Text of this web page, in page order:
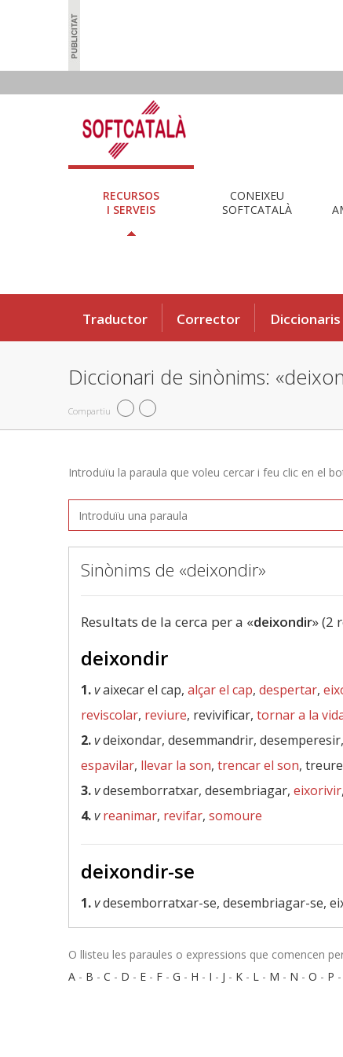
RECURSOS
I SERVEIS
CONEIXEU
SOFTCATALÀ
Traductor Corrector Diccionaris
Diccionari de sinònims:
Compartiu
Introduïu la paraula que voleu cercar i feu clic en el
Sinònims de «deixondir»
Resultats de la cerca per a «deixondir» (2
deixondir
1.vaixecar el cap, alçar el cap, despertar,
reviscolar, reviure, revivificar, tornar a la
2.vdeixondar, desemmandrir,
espavilar, llevar la son, trencar el son,
3.vdesemborratxar, desembriagar, eixorivir,
4.v reanimar, revifar, somoure
deixondir-se
1.vdesemborratxar-se, desembriagar-se,
O llisteu les paraules o expressions que comencen
A - B - C - D - E - F - G - H - I - J - K - L - M - N - O - P -